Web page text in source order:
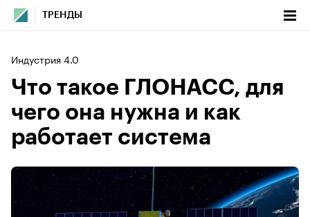
ТРЕНДЫ
Индустрия 4.0
Что такое ГЛОНАСС, для
чего она нужна и как
работает система